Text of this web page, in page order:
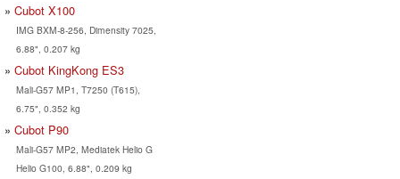
Cubot X100
IMG BXM-8-256, Dimensity 7025,
6.88", 0.207 kg
Cubot KingKong ES3
Mali-G57 MP1, T7250 (T615),
6.75", 0.352 kg
Cubot P90
Mali-G57 MP2, Mediatek Helio G
Helio G100, 6.88", 0.209 kg